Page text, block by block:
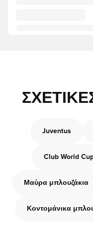
Juventus
Club World
Μαύρα μπλουζάκια
Κοντομάνικα